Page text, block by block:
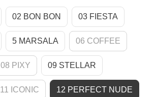
02 BON BON 03 FIESTA
5 MARSALA 06 COFFEE
08 PIXY 09 STELLAR
11 ICONIC 12 PERFECT NUDE